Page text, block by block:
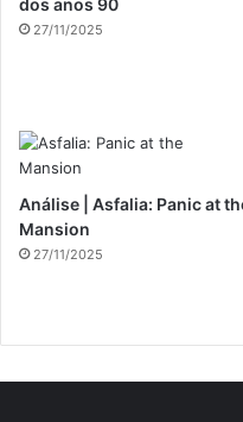
27/11/2025
Análise | Asfalia: Panic at
Mansion
27/11/2025